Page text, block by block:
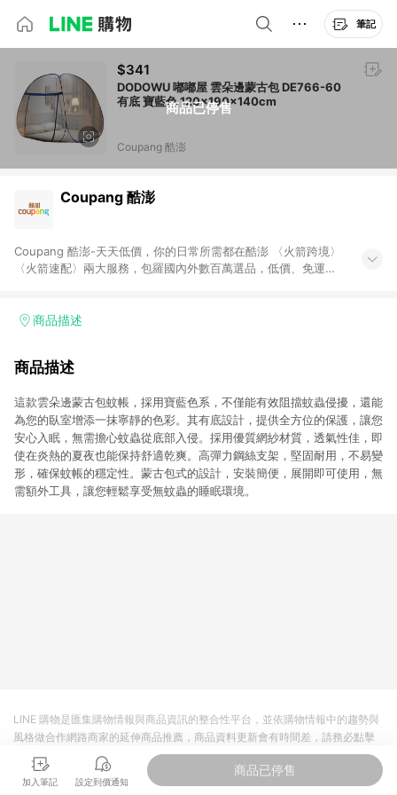
筆記
商品已停售
$341
DODOWU 嘟嘟屋 雲朵邊蒙古包 DE766-60
有底 寶藍色 120x190x140cm
Coupang 酷澎
Coupang 酷澎
Coupang 酷澎-天天低價，你的日常所需都在酷澎 〈火箭跨境〉
〈火箭速配〉兩大服務，包羅國內外數百萬選品，低價、免運，
加入WOW會員告別湊免運，火箭速配、火箭跨境優質選品不限金
商品描述
商品描述
這款雲朵邊蒙古包蚊帳，採用寶藍色系，不僅能有效阻擋蚊蟲侵擾，還能
為您的臥室增添一抹寧靜的色彩。其有底設計，提供全方位的保護，讓您
安心入眠，無需擔心蚊蟲從底部入侵。採用優質網紗材質，透氣性佳，即
使在炎熱的夏夜也能保持舒適乾爽。高彈力鋼絲支架，堅固耐用，不易變
形，確保蚊帳的穩定性。蒙古包式的設計，安裝簡便，展開即可使用，無
需額外工具，讓您輕鬆享受無蚊蟲的睡眠環境。
加入筆記 設定到價通知
商品已停售
LINE 購物是匯集購物情報與商品資訊的整合性平台，並依購物情報中的趨勢與
風格做合作網路商家的延伸商品推薦，商品資料更新會有時間差，請務必點擊
商品至各合作網路商家，確認現售價與購物條件，一切資訊以合作廠商網頁為
準。